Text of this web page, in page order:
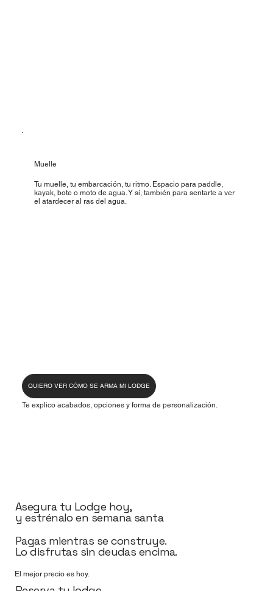
Muelle
Tu muelle, tu embarcación, tu ritmo. Espacio para paddle,
kayak, bote o moto de agua. Y sí, también para sentarte a ver
el atardecer al ras del agua.
QUIERO VER CÓMO SE ARMA MI LODGE
Te explico acabados, opciones y forma de personalización.
Asegura tu Lodge hoy,
y estrénalo en semana santa
Pagas mientras se construye.
Lo disfrutas sin deudas encima.
El mejor precio es hoy.